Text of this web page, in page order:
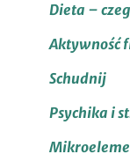
Dieta –
Aktywność
Schudnij
Psychika i